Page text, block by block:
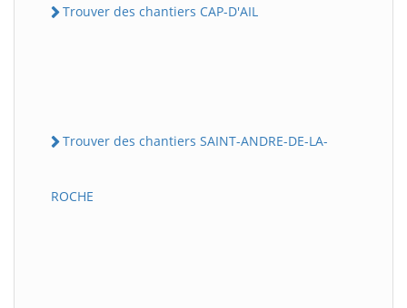
Trouver des chantiers CAP-D'AIL
Trouver des chantiers SAINT-ANDRE-DE-LA-
ROCHE